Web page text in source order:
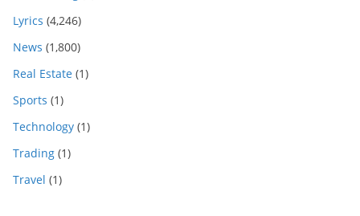
Lyrics (4,246)
News (1,800)
Real Estate (1)
Sports (1)
Technology (1)
Trading (1)
Travel (1)